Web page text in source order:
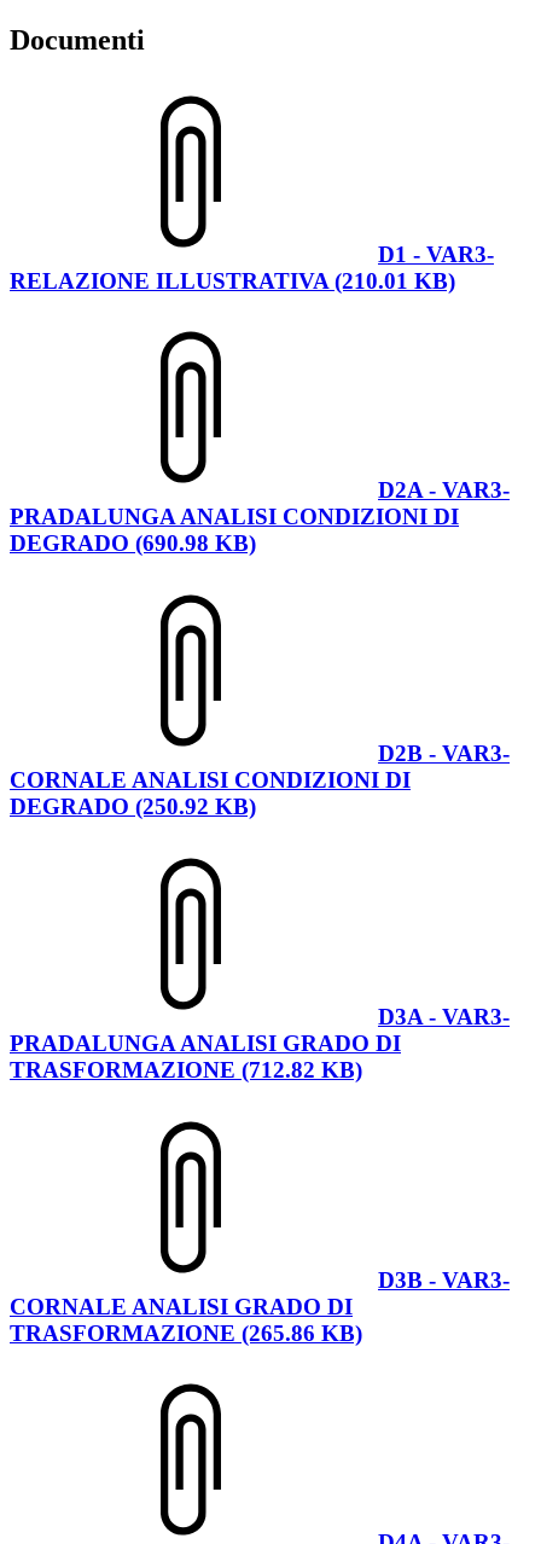
Documenti
D1 - VAR3-
RELAZIONE ILLUSTRATIVA (210.01 KB)
D2A - VAR3-
PRADALUNGA ANALISI CONDIZIONI DI
DEGRADO (690.98 KB)
D2B - VAR3-
CORNALE ANALISI CONDIZIONI DI
DEGRADO (250.92 KB)
D3A - VAR3-
PRADALUNGA ANALISI GRADO DI
TRASFORMAZIONE (712.82 KB)
D3B - VAR3-
CORNALE ANALISI GRADO DI
TRASFORMAZIONE (265.86 KB)